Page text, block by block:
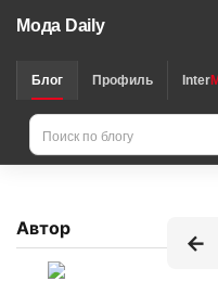
Мода Daily
Блог Профиль InterM
Автор